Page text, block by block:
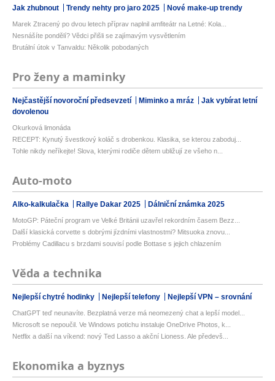
Jak zhubnout Trendy nehty pro jaro 2025 Nové make-up trendy
Marek Ztracený po dvou letech příprav naplnil amfiteátr na Letné: Kola...
Nesnášíte pondělí? Vědci přišli se zajímavým vysvětlením
Brutální útok v Tanvaldu: Několik pobodaných
Pro ženy a maminky
Nejčastější novoroční předsevzetí Miminko a mráz
Jak vybírat letní
dovolenou
Okurková limonáda
RECEPT: Kynutý švestkový koláč s drobenkou. Klasika, se kterou zaboduj...
Tohle nikdy neříkejte! Slova, kterými rodiče dětem ubližují ze všeho n...
Auto-moto
Alko-kalkulačka Rallye Dakar 2025 Dálniční známka 2025
MotoGP: Páteční program ve Velké Británii uzavřel rekordním časem Bezz...
Další klasická corvette s dobrými jízdními vlastnostmi? Mitsuoka znovu...
Problémy Cadillacu s brzdami souvisí podle Bottase s jejich chlazením
Věda a technika
Nejlepší chytré hodinky Nejlepší telefony Nejlepší VPN – srovnání
ChatGPT teď neunavíte. Bezplatná verze má neomezený chat a lepší model...
Microsoft se nepoučil. Ve Windows potichu instaluje OneDrive Photos, k...
Netflix a další na víkend: nový Ted Lasso a akční Lioness. Ale předevš...
Ekonomika a byznys